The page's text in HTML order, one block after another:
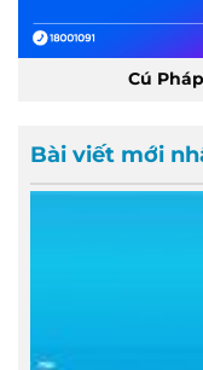
Cú
Bài viết mới